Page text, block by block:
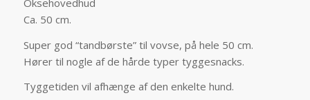
Ca. 50 cm.
Super god “tandbørste” til vovse, på hele 50 cm.
Hører til nogle af de hårde typer tyggesnacks.
Tyggetiden vil afhænge af den enkelte hund.